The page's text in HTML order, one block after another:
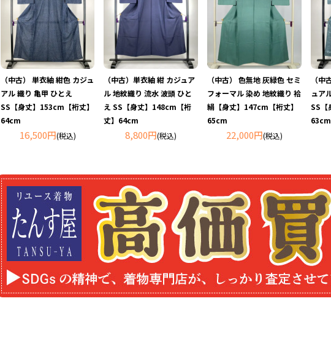
（中古） 単衣紬 紺色 カジュ
アル 織り 亀甲 ひとえ
SS【身丈】153cm【裄丈】
64cm
16,500円(税込)
（中古）単衣紬 紺 カジュア
ル 地紋織り 流水 波頭 ひと
え SS【身丈】148cm【裄
丈】64cm
8,800円(税込)
（中古） 色無地 灰緑色 セミ
フォーマル 染め 地紋織り 袷
絹【身丈】147cm【裄丈】
65cm
22,000円(税込)
（
ュア
SS【
63cm